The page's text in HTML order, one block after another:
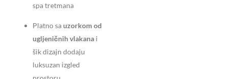
spa tretmana
Platno sauzorkom od
ugljeničnih vlakana i
šik dizajn dodaju
luksuzan izgled